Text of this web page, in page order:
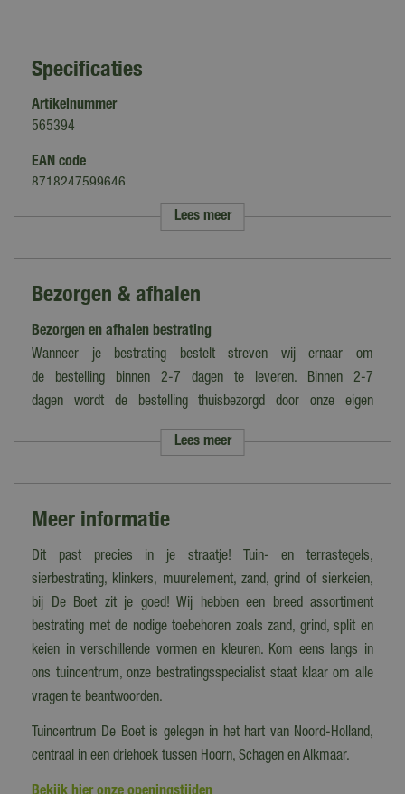
Specificaties
Artikelnummer
565394
EAN code
8718247599646
Merk
Antraciet, Grijs, Zwart
Uitvoering
Vierkant
112 kg per m²
50x50 cm
Lengte (cm)
50 cm
Breedte (cm)
50 cm
Dikte (cm)
5 cm
Lees meer
Bezorgen & afhalen
Bezorgen en afhalen bestrating
Wanneer je bestrating bestelt streven wij ernaar om
de bestelling binnen 2-7 dagen te leveren. Binnen 2-7
dagen wordt de bestelling thuisbezorgd door onze eigen
Let op: de verzendkosten variëren van tarief i.v.m. grootte en het
kosten.
Kies je ervoor om de bestelling op te halen in ons magazijn/onze
winkel dan kan dat tot 16:30 uur. Wij laten je dan vooraf weten
wanneer en waar de bestelling precies klaarstaat.
Bezorgen op Waddeneilanden/Zeeland
Woon je op de Waddeneilanden of in Zeeland en wil je
jouw bestelling laten bezorgen? Neem dan contact op met onze
klantenservice om de mogelijkheden te bespreken.
Heb je meer vragen over het bestellen, bezorgen en/of afhalen
Lees meer
Meer informatie
Dit past precies in je straatje! Tuin- en terrastegels,
sierbestrating, klinkers, muurelement, zand, grind of sierkeien,
bij De Boet zit je goed! Wij hebben een breed assortiment
bestrating met de nodige toebehoren zoals zand, grind, split en
keien in verschillende vormen en kleuren. Kom eens langs in
ons tuincentrum, onze bestratingsspecialist staat klaar om alle
vragen te beantwoorden.
Tuincentrum De Boet is gelegen in het hart van Noord-Holland,
centraal in een driehoek tussen Hoorn, Schagen en Alkmaar.